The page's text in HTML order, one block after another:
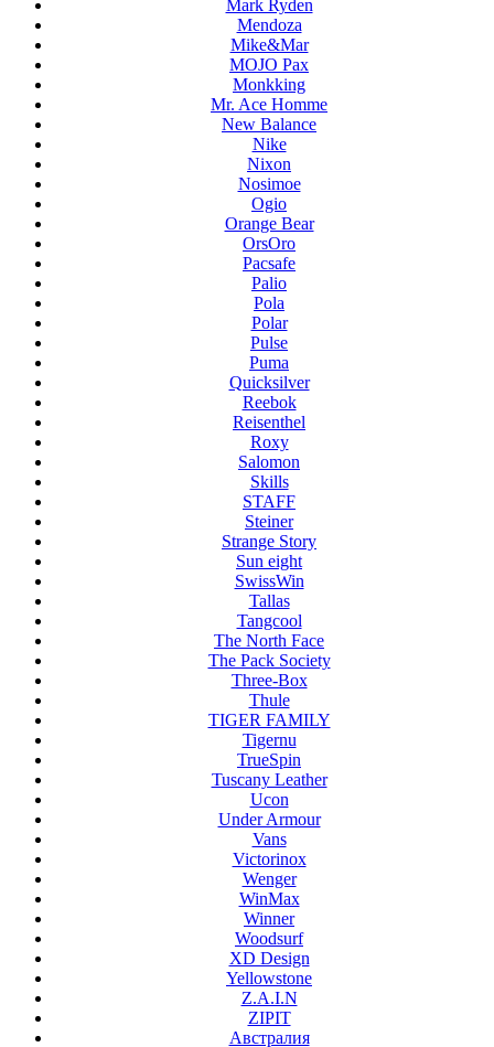
Mark Ryden
Mendoza
Mike&Mar
MOJO Pax
Monkking
Mr. Ace Homme
New Balance
Nike
Nixon
Nosimoe
Ogio
Orange Bear
OrsOro
Pacsafe
Palio
Pola
Polar
Pulse
Puma
Quicksilver
Reebok
Reisenthel
Roxy
Salomon
Skills
STAFF
Steiner
Strange Story
Sun eight
SwissWin
Tallas
Tangcool
The North Face
The Pack Society
Three-Box
Thule
TIGER FAMILY
Tigernu
TrueSpin
Tuscany Leather
Ucon
Under Armour
Vans
Victorinox
Wenger
WinMax
Winner
Woodsurf
XD Design
Yellowstone
Z.A.I.N
ZIPIT
Австралия